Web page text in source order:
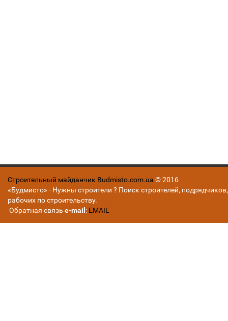
Строительный майданчик Budmisto.com.ua © 2016
«Будмисто» - Нужны строители ? Поиск строителей, подрядчиков,
рабочих по строительству.
Обратная связь e-mail : EMAIL